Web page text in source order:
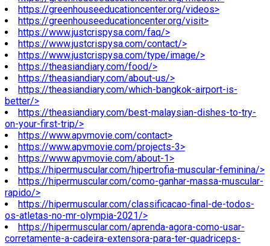
https://greenhouseeducationcenter.org/videos>
https://greenhouseeducationcenter.org/visit>
https://www.justcrispysa.com/faq/>
https://www.justcrispysa.com/contact/>
https://www.justcrispysa.com/type/image/>
https://theasiandiary.com/food/>
https://theasiandiary.com/about-us/>
https://theasiandiary.com/which-bangkok-airport-is-
better/>
https://theasiandiary.com/best-malaysian-dishes-to-try-
on-your-first-trip/>
https://www.apvmovie.com/contact>
https://www.apvmovie.com/projects-3>
https://www.apvmovie.com/about-1>
https://hipermuscular.com/hipertrofia-muscular-feminina/>
https://hipermuscular.com/como-ganhar-massa-muscular-
rapido/>
https://hipermuscular.com/classificacao-final-de-todos-
os-atletas-no-mr-olympia-2021/>
https://hipermuscular.com/aprenda-agora-como-usar-
corretamente-a-cadeira-extensora-para-ter-quadriceps-